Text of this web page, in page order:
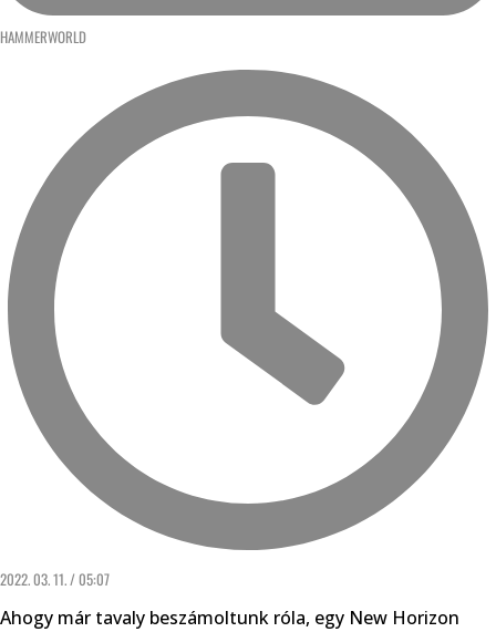
HAMMERWORLD
2022. 03. 11. / 05:07
Ahogy már tavaly beszámoltunk róla, egy New Horizon